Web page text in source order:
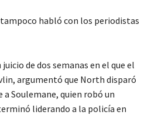
habló con los periodistas
de dos semanas en el que el
argumentó que North disparó
Soulemane, quien robó un
liderando a la policía en